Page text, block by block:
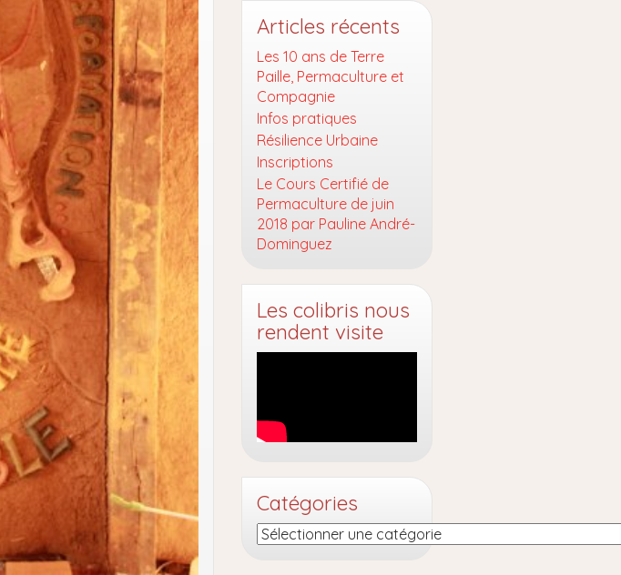
Articles récents
Les 10 ans de Terre
Paille, Permaculture et
Compagnie
Infos pratiques
Résilience Urbaine
Inscriptions
Le Cours Certifié de
Permaculture de juin
2018 par Pauline André-
Dominguez
Les colibris nous
rendent visite
Catégories
Catégories